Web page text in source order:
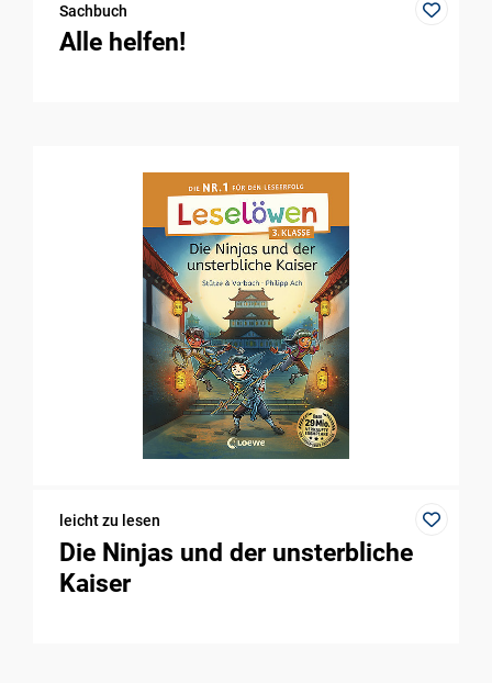
Sachbuch
Alle helfen!
leicht zu lesen
Die Ninjas und der unsterbliche
Kaiser